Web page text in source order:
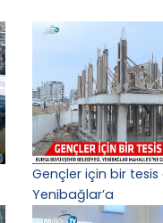
Gençler için bir tesis
Yenibağlar’a